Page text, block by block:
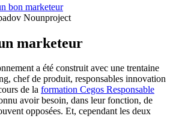
Nounproject
marketeur
a été construit avec une trentaine
chef de produit, responsables innovation
de la formation Cegos Responsable
avoir besoin, dans leur fonction, de
opposées. Et, cependant les deux